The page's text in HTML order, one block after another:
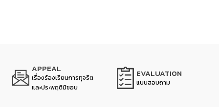
APPEAL
เรื่องร้องเรียนการทุจริต
และประพฤติมิชอบ
EVALUATION
แบบสอบถาม